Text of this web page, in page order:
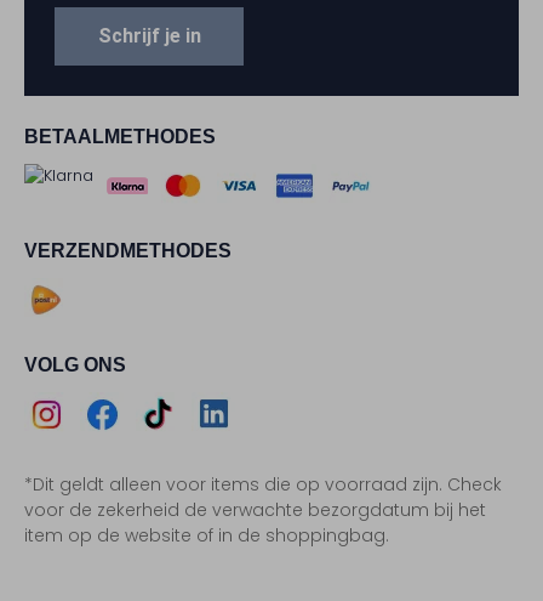
BETAALMETHODES
VERZENDMETHODES
VOLG ONS
Instagram
Facebook
TikTokLinkedIn
*Dit geldt alleen voor items die op voorraad zijn. Check
voor de zekerheid de verwachte bezorgdatum bij het
item op de website of in de shoppingbag.
Schrijf je in